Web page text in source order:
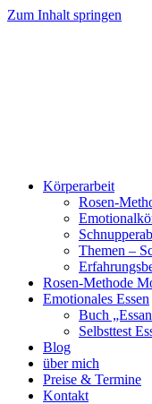
Zum Inhalt springen
Körperarbeit
Rosen-
Themen –
Rosen-Methode
Emotionales Essen
Buch
Selbsttest
Blog
über mich
Preise & Termine
Kontakt